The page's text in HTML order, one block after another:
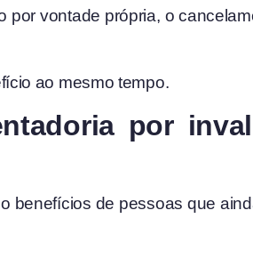
por vontade própria, o
ao mesmo tempo.
por
benefícios de pessoas que